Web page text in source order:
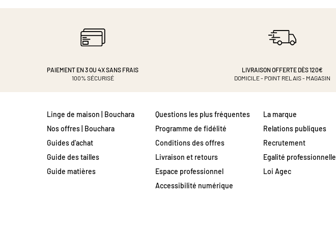
PAIEMENT EN 3 OU 4XSANS FRAIS
100% SÉCURISÉ
LIVRAISON OFFERTE DÈS 120€
DOMICILE - POINT RELAIS - MAGASIN
Linge de maison | Bouchara
Nos offres | Bouchara
Guides d'achat
Guide des tailles
Guide matières
Questions les plus fréquentes
Programme de fidélité
Conditions des offres
Livraison et retours
Espace professionnel
Accessibilité numérique
La marque
Relations publiques
Recrutement
Egalité professionnelle
Loi Agec